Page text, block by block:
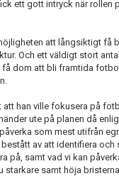
ett gott intryck när rollen
att långsiktigt få
Och ett väldigt stort
dom att bli framtida
att han ville fokusera på
ute på planen då
som mest utifrån
av att identifiera och
på, samt vad vi kan
starkare samt höja